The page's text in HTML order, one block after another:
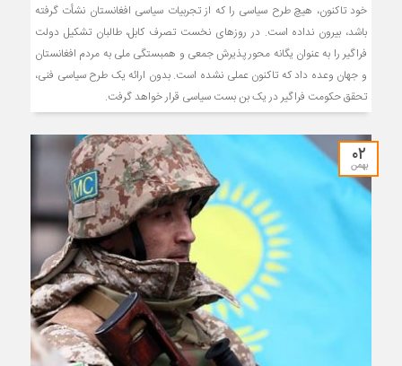
خود تاکنون، هیچ طرح سیاسی را که از تجربیات سیاسی افغانستان نشأت گرفته
باشد، بیرون نداده است. در روزهای نخست تصرف کابل، طالبان تشکیل دولت
فراگیر را به عنوان یگانه محور پذیرش جمعی و همبستگی ملی به مردم افغانستان
و جهان وعده داد که تاکنون عملی نشده است. بدون ارائه یک طرح سیاسی فنی،
تحقق حکومت فراگیر در یک بن بست سیاسی قرار خواهد گرفت.
۰۲
بهمن